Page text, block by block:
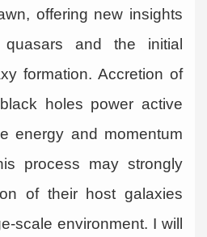
offering new insights
and the initial
formation. Accretion of
holes power active
energy and momentum
process may strongly
of their host galaxies
scale environment. I will